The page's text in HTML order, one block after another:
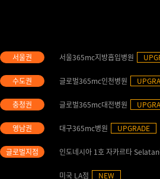
서울365mc지방흡입병원
글로벌365mc인천병원
글로벌365mc대전병원
대구365mc병원 UPGRADE
인도네시아 1호 자카르타
미국 LA점 NEW